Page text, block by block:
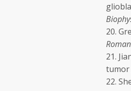
20.
21.
tumor
22.